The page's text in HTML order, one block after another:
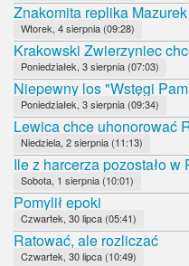
Znakomita replika
Wtorek, 4 sierpnia (09:28)
Krakowski Zwierzyniec
Poniedziałek, 3 sierpnia (07:03)
Niepewny los "Wstęgi
Poniedziałek, 3 sierpnia (09:34)
Lewica chce uhonorować
Niedziela, 2 sierpnia (11:13)
Ile z harcerza pozostało
Sobota, 1 sierpnia (10:01)
Pomylił epoki
Czwartek, 30 lipca (05:41)
Ratować, ale rozliczać
Czwartek, 30 lipca (10:49)